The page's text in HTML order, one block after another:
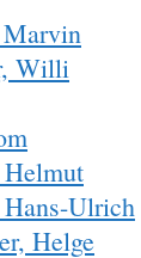
Willi
Hans-Ulrich
Helge